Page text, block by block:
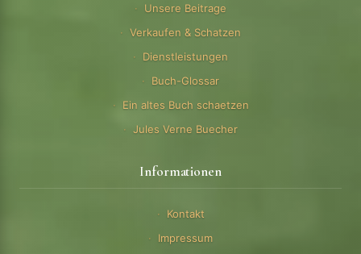
Unsere Beitrage
Verkaufen & Schatzen
Dienstleistungen
Buch-Glossar
Ein altes Buch schaetzen
Jules Verne Buecher
Informationen
Kontakt
Impressum